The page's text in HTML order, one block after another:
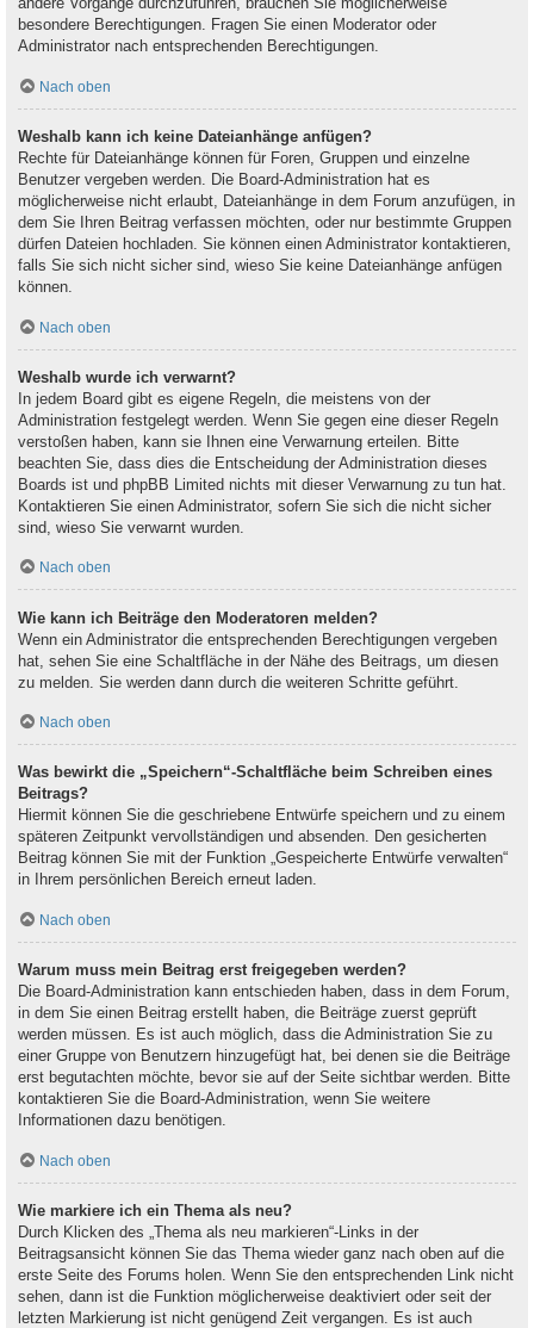
besondere Berechtigungen. Fragen Sie einen Moderator oder
Administrator nach entsprechenden Berechtigungen.
Nach oben
Weshalb kann ich keine Dateianhänge anfügen?
Rechte für Dateianhänge können für Foren, Gruppen und einzelne
Benutzer vergeben werden. Die Board-Administration hat es
möglicherweise nicht erlaubt, Dateianhänge in dem Forum anzufügen, in
dem Sie Ihren Beitrag verfassen möchten, oder nur bestimmte Gruppen
dürfen Dateien hochladen. Sie können einen Administrator kontaktieren,
falls Sie sich nicht sicher sind, wieso Sie keine Dateianhänge anfügen
können.
Nach oben
Weshalb wurde ich verwarnt?
In jedem Board gibt es eigene Regeln, die meistens von der
Administration festgelegt werden. Wenn Sie gegen eine dieser Regeln
verstoßen haben, kann sie Ihnen eine Verwarnung erteilen. Bitte
beachten Sie, dass dies die Entscheidung der Administration dieses
Boards ist und phpBB Limited nichts mit dieser Verwarnung zu tun hat.
Kontaktieren Sie einen Administrator, sofern Sie sich die nicht sicher
sind, wieso Sie verwarnt wurden.
Nach oben
Wie kann ich Beiträge den Moderatoren melden?
Wenn ein Administrator die entsprechenden Berechtigungen vergeben
hat, sehen Sie eine Schaltfläche in der Nähe des Beitrags, um diesen
zu melden. Sie werden dann durch die weiteren Schritte geführt.
Nach oben
Was bewirkt die „Speichern“-Schaltfläche beim Schreiben eines
Beitrags?
Hiermit können Sie die geschriebene Entwürfe speichern und zu einem
späteren Zeitpunkt vervollständigen und absenden. Den gesicherten
Beitrag können Sie mit der Funktion „Gespeicherte Entwürfe verwalten“
in Ihrem persönlichen Bereich erneut laden.
Nach oben
Warum muss mein Beitrag erst freigegeben werden?
Die Board-Administration kann entschieden haben, dass in dem Forum,
in dem Sie einen Beitrag erstellt haben, die Beiträge zuerst geprüft
werden müssen. Es ist auch möglich, dass die Administration Sie zu
einer Gruppe von Benutzern hinzugefügt hat, bei denen sie die Beiträge
erst begutachten möchte, bevor sie auf der Seite sichtbar werden. Bitte
kontaktieren Sie die Board-Administration, wenn Sie weitere
Informationen dazu benötigen.
Nach oben
Wie markiere ich ein Thema als neu?
Durch Klicken des „Thema als neu markieren“-Links in der
Beitragsansicht können Sie das Thema wieder ganz nach oben auf die
erste Seite des Forums holen. Wenn Sie den entsprechenden Link nicht
sehen, dann ist die Funktion möglicherweise deaktiviert oder seit der
letzten Markierung ist nicht genügend Zeit vergangen. Es ist auch